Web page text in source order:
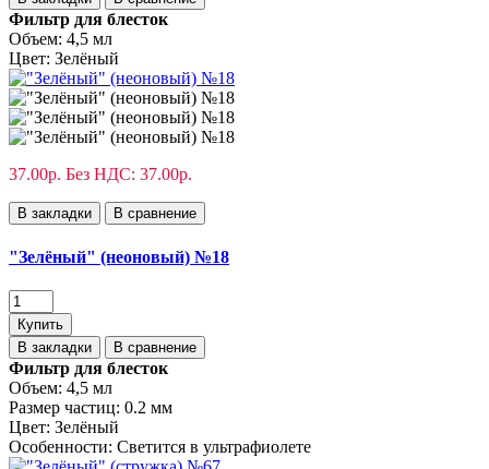
Фильтр для блесток
Объем: 4,5 мл
Цвет: Зелёный
37.00р. Без НДС: 37.00р.
В закладки В сравнение
"Зелёный" (неоновый) №18
Купить
В закладки
В сравнение
Фильтр для блесток
Объем: 4,5 мл
Размер частиц: 0.2 мм
Цвет: Зелёный
Особенности: Светится в ультрафиолете